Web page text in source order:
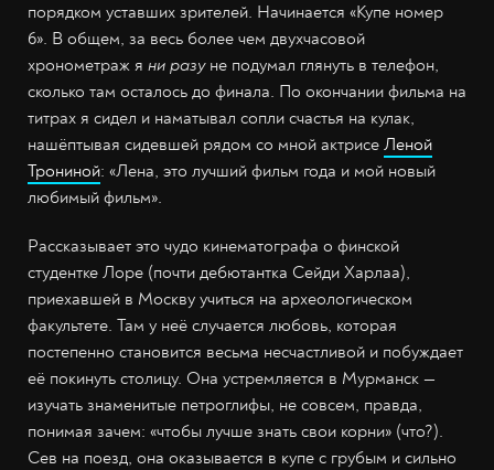
порядком уставших зрителей. Начинается «Купе номер
6». В общем, за весь более чем двухчасовой
хронометраж я ни разу не подумал глянуть в телефон,
сколько там осталось до финала. По окончании фильма на
титрах я сидел и наматывал сопли счастья на кулак,
нашёптывая сидевшей рядом со мной актрисе Леной
Трониной: «Лена, это лучший фильм года и мой новый
любимый фильм».
Рассказывает это чудо кинематографа о финской
студентке Лоре (почти дебютантка Сейди Харлаа),
приехавшей в Москву учиться на археологическом
факультете. Там у неё случается любовь, которая
постепенно становится весьма несчастливой и побуждает
её покинуть столицу. Она устремляется в Мурманск —
изучать знаменитые петроглифы, не совсем, правда,
понимая зачем: «чтобы лучше знать свои корни» (что?).
Сев на поезд, она оказывается в купе с грубым и сильно